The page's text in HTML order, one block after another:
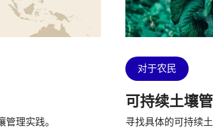
理实践。
对于农民
可持续土壤
寻找具体的可持续